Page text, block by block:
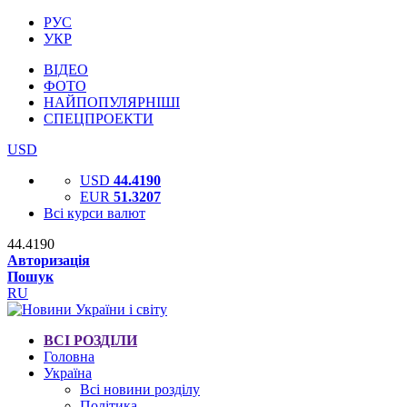
РУС
УКР
ВІДЕО
ФОТО
НАЙПОПУЛЯРНІШІ
СПЕЦПРОЕКТИ
USD
USD 44.4190
EUR 51.3207
Всі курси валют
44.4190
Авторизація
Пошук
RU
ВСІ РОЗДІЛИ
Головна
Україна
Всі новини розділу